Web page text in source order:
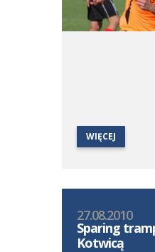
WIĘCEJ
27.08.2010
Sparing
Kotwicą